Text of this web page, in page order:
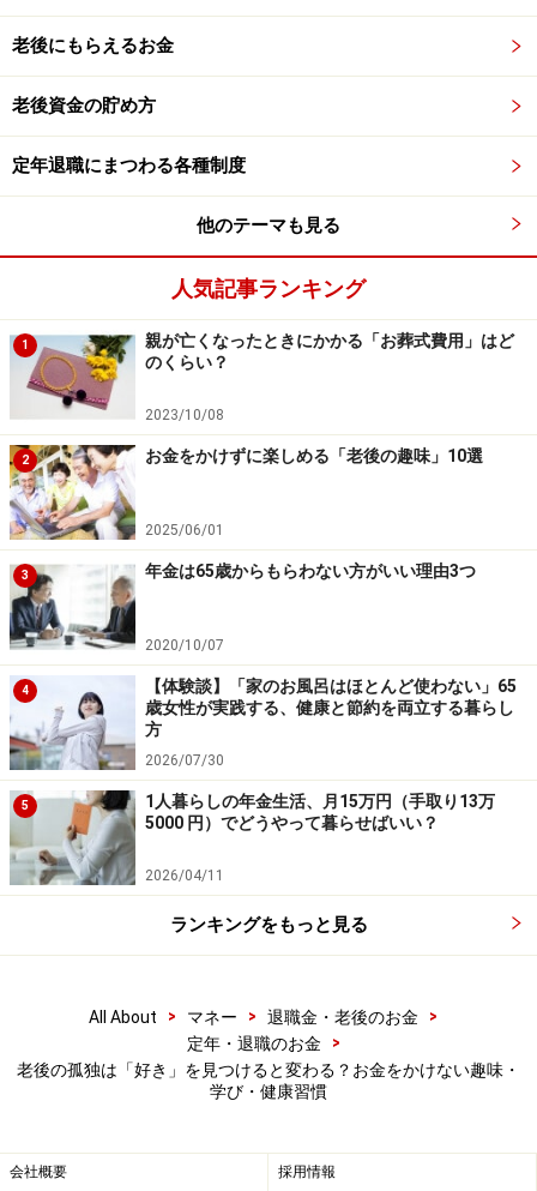
ある方は、歯科医院でいつも「ブラッシングが悪い」と
注意されていました。ところがある日、たまたま目にし
腔内の状態を視覚的に理解。すると歯科衛生士さんのア
ドバイスが腑に落ち、正しい歯ブラシやフロスの使い方
られるようになり、将来の歯科治療費の節約にもつなが
ったと笑顔で話してくれました。
楽しみ方のアドバイス
YouTubeはいわば「無料で見放題の百科事典」です。ま
ずは「おすすめ」に出てくるものを眺めているうちに、
「これが知りたい」「見たい」という新しい世界へと広
がります。
ただし、楽しみ過ぎて一日中「べったり」にならないよ
う注意も必要です。「一日の視聴時間を決める」「学ん
だことを1つ実践してみる」など、生活に潤いを与える
スパイスとして取り入れるのが、スマートな付き合い方
といえるでしょう。
※記事内容は執筆時点のものです。最新の内容をご確認くださ
い。
本記事の内容は一般的な情報提供を目的としており、特定の金融
商品や投資行動を推奨するものではありません。
投資や資産運用に関する最終的なご判断はご自身の責任において
行ってください。
掲載情報の正確性・完全性については十分に配慮しております
が、その内容を保証するものではなく、これに基づく損失・損害
最新の情報や詳細については、必ず各金融機関やサービス提供者
【編集部からのお知らせ】
・「家計」について、 アンケート（2026/8/31まで）
※抽選で20名にAmazonギフト券1000円分プレゼント
※謝礼付きの限定アンケートやモニター企画に参加が可能に
老後にもらえるお金
老後資金の貯め方
定年退職にまつわる各種制度
他のテーマも見る
人気記事ランキング
1
親が亡くなったときにかかる「お葬式費用」はど
のくらい？
2023/10/08
2 お金をかけずに楽しめる「老後の趣味」10選
2025/06/01
3 年金は65歳からもらわない方がいい理由3つ
2020/10/07
4
【体験談】「家のお風呂はほとんど使わない」65
歳女性が実践する、健康と節約を両立する暮らし
方
2026/07/30
5
1人暮らしの年金生活、月15万円（手取り13万
5000 円）でどうやって暮らせばいい？
2026/04/11
ランキングをもっと見る
All About > マネー > 退職金・老後のお金
>
定年・退職のお金
>
老後の孤独は「好き」を見つけると変わる？お金をかけない趣味・
学び・健康習慣
会社概要 採用情報